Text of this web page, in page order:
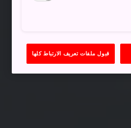
قبول ملفات تعريف الارتباط كلها